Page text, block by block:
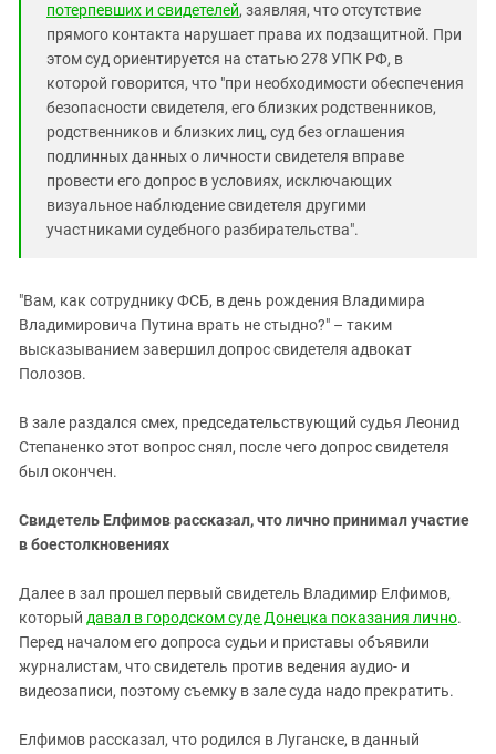
потерпевших и свидетелей, заявляя, что отсутствие
прямого контакта нарушает права их подзащитной. При
этом суд ориентируется на статью 278 УПК РФ, в
которой говорится, что "при необходимости обеспечения
безопасности свидетеля, его близких родственников,
родственников и близких лиц, суд без оглашения
подлинных данных о личности свидетеля вправе
провести его допрос в условиях, исключающих
визуальное наблюдение свидетеля другими
участниками судебного разбирательства".
"Вам, как сотруднику ФСБ, в день рождения Владимира
Владимировича Путина врать не стыдно?" – таким
высказыванием завершил допрос свидетеля адвокат
Полозов.
В зале раздался смех, председательствующий судья Леонид
Степаненко этот вопрос снял, после чего допрос свидетеля
был окончен.
Свидетель Елфимов рассказал, что лично принимал участие
в боестолкновениях
Далее в зал прошел первый свидетель Владимир Елфимов,
который давал в городском суде Донецка показания лично.
Перед началом его допроса судьи и приставы объявили
журналистам, что свидетель против ведения аудио- и
видеозаписи, поэтому съемку в зале суда надо прекратить.
Елфимов рассказал, что родился в Луганске, в данный